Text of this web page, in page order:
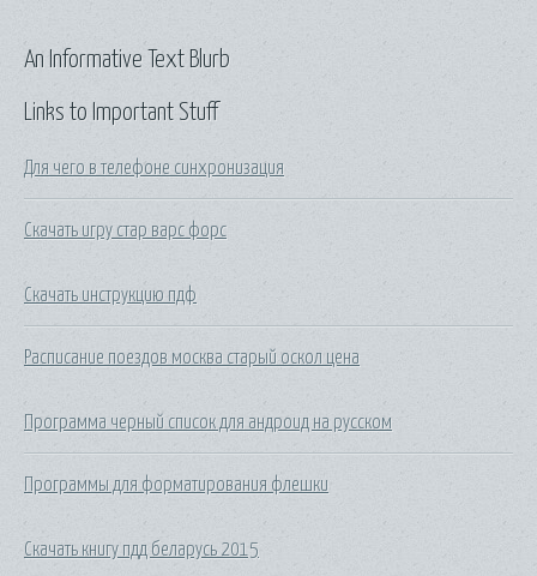
Links to Important Stuff
Для чего в телефоне синхронизация
Скачать игру стар варс форс
Скачать инструкцию пдф
Расписание поездов москва старый оскол цена
Программа черный список для андроид на русском
Программы для форматирования флешки
Скачать книгу пдд беларусь 2015
An Informative Text Blurb